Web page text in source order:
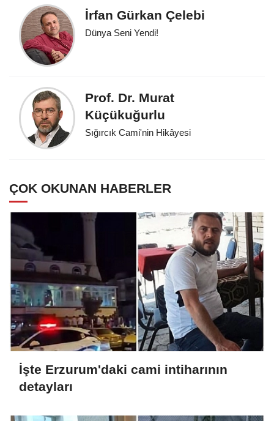
İrfan Gürkan Çelebi
Dünya Seni Yendi!
Prof. Dr. Murat
Küçükuğurlu
Sığırcık Cami'nin Hikâyesi
ÇOK OKUNAN HABERLER
İşte Erzurum'daki cami intiharının
detayları